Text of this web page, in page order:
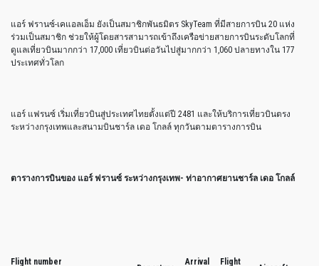
แอร์ ฟรานซ์-เคแอลเอ็ม ยังเป็นสมาชิกพันธมิตร SkyTeam ที่มีสายการบิน 20 แห่ง
ร่วมเป็นสมาชิก ช่วยให้ผู้โดยสารสามารถเข้าถึงเครือข่ายสายการบินระดับโลกที่
ดูแลเที่ยวบินมากกว่า 17,000 เที่ยวบินต่อวันไปสู่มากกว่า 1,060 ปลายทางใน 177
ประเทศทั่วโลก
แอร์ แฟรนซ์ เริ่มเที่ยวบินสู่ประเทศไทยตั้งแต่ปี 2481 และให้บริการเที่ยวบินตรง
ระหว่างกรุงเทพและสนามบินชาร์ล เดอ โกลล์ ทุกวันตามตารางการบิน
ตารางการบินของ แอร์ ฟรานซ์ ระหว่างกรุงเทพ- ท่าอากาศยานชาร์ล เดอ โกลล์
Flight number Arrival
Flight